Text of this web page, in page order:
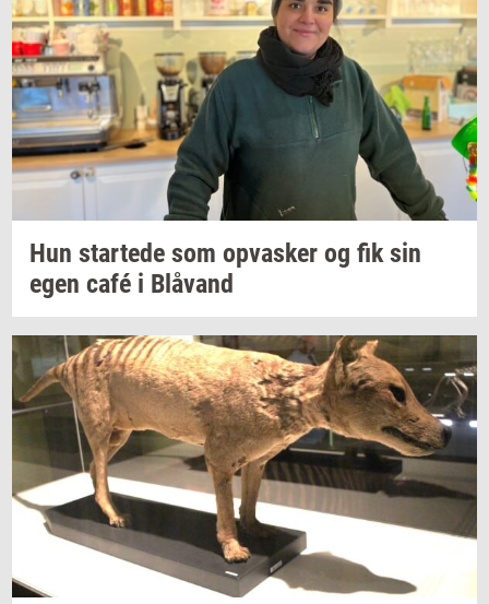
Hun star­te­de som op­va­sker og fik sin
egen café i Blåvand